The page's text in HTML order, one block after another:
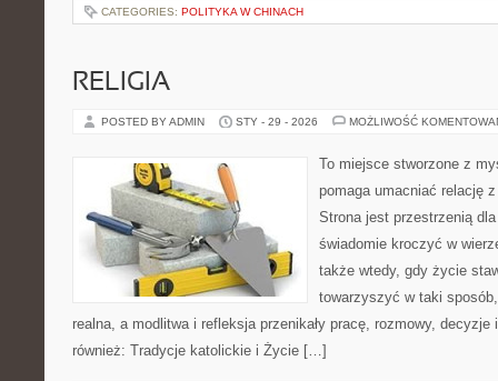
CATEGORIES: POLITYKA W CHINACH
RELIGIA
POSTED BY ADMIN STY - 29 - 2026 MOŻLIWOŚĆ
To miejsce stworzone z
pomaga umacniać relację
Strona jest przestrzenią
świadomie kroczyć w
także wtedy, gdy życie
towarzyszyć w taki
realna, a modlitwa i refleksja przenikały pracę, rozmowy,
również: Tradycje katolickie i Życie […]